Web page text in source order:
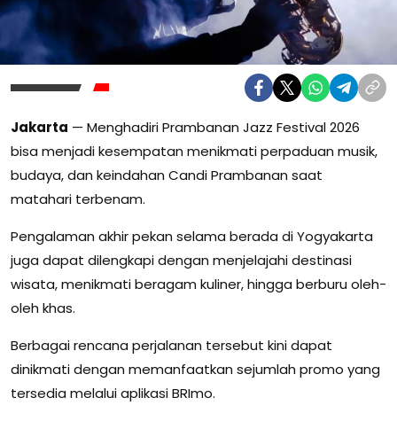
Jakarta — Menghadiri Prambanan Jazz Festival 2026
bisa menjadi kesempatan menikmati perpaduan musik,
budaya, dan keindahan Candi Prambanan saat
matahari terbenam.
Pengalaman akhir pekan selama berada di Yogyakarta
juga dapat dilengkapi dengan menjelajahi destinasi
wisata, menikmati beragam kuliner, hingga berburu oleh-
oleh khas.
Berbagai rencana perjalanan tersebut kini dapat
dinikmati dengan memanfaatkan sejumlah promo yang
tersedia melalui aplikasi BRImo.